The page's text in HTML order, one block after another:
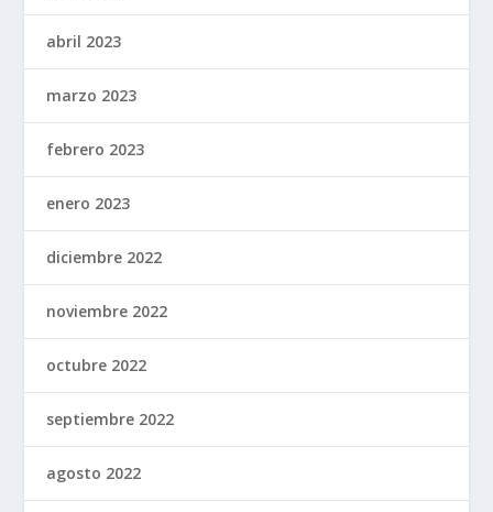
abril 2023
marzo 2023
febrero 2023
enero 2023
diciembre 2022
noviembre 2022
octubre 2022
septiembre 2022
agosto 2022